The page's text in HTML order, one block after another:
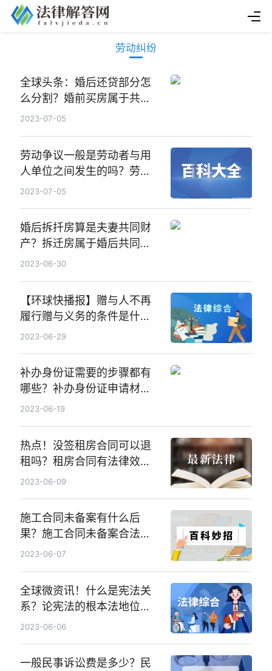
劳动纠纷
全球头条：婚后还贷部分怎
么分割？婚前买房属于共同
财产吗？
2023-07-05
劳动争议一般是劳动者与用
人单位之间发生的吗？劳动
合同的订立时间一般是怎么
2023-07-05
婚后拆扦房算是夫妻共同财
产？拆迁房属于婚后共同财
产吗？
2023-06-30
【环球快播报】赠与人不再
履行赠与义务的条件是什
么？赠与财产交付前的撤销
2023-06-29
补办身份证需要的步骤都有
哪些？补办身份证申请材料
都有哪些？ 世界观天下
2023-06-19
热点！没签租房合同可以退
租吗？租房合同有法律效力
吗？
2023-06-09
施工合同未备案有什么后
果？施工合同未备案合法
吗？_环球焦点
2023-06-07
全球微资讯！什么是宪法关
系？论宪法的根本法地位是
什么？
2023-06-06
一般民事诉讼费是多少？民